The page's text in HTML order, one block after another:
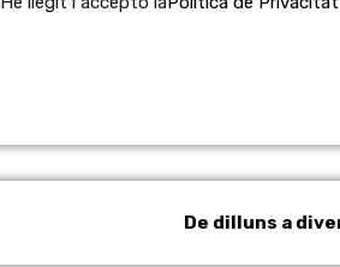
De dilluns a